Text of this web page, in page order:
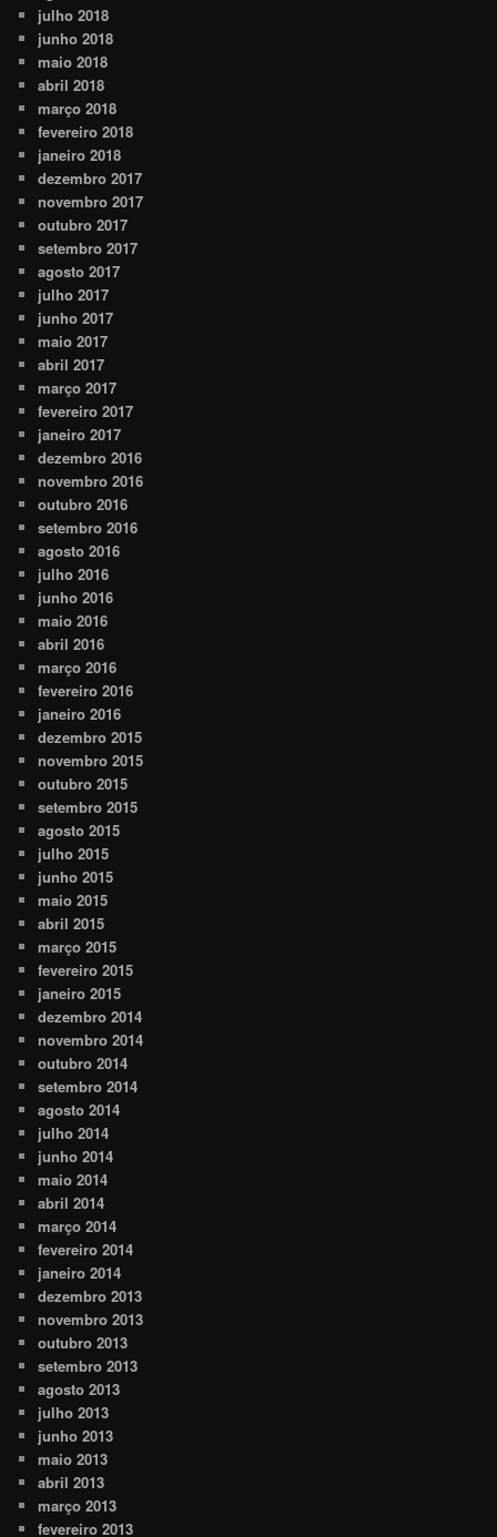
julho 2018
junho 2018
maio 2018
abril 2018
março 2018
fevereiro 2018
janeiro 2018
dezembro 2017
novembro 2017
outubro 2017
setembro 2017
agosto 2017
julho 2017
junho 2017
maio 2017
abril 2017
março 2017
fevereiro 2017
janeiro 2017
dezembro 2016
novembro 2016
outubro 2016
setembro 2016
agosto 2016
julho 2016
junho 2016
maio 2016
abril 2016
março 2016
fevereiro 2016
janeiro 2016
dezembro 2015
novembro 2015
outubro 2015
setembro 2015
agosto 2015
julho 2015
junho 2015
maio 2015
abril 2015
março 2015
fevereiro 2015
janeiro 2015
dezembro 2014
novembro 2014
outubro 2014
setembro 2014
agosto 2014
julho 2014
junho 2014
maio 2014
abril 2014
março 2014
fevereiro 2014
janeiro 2014
dezembro 2013
novembro 2013
outubro 2013
setembro 2013
agosto 2013
julho 2013
junho 2013
maio 2013
abril 2013
março 2013
fevereiro 2013